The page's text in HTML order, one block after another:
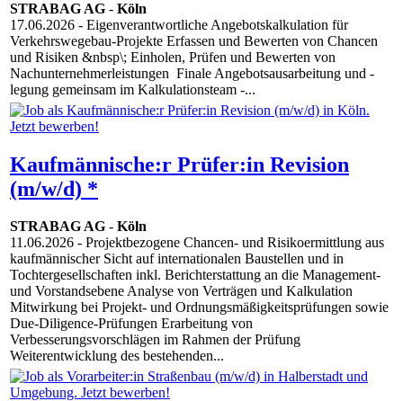
STRABAG AG - Köln
17.06.2026 - Eigenverantwortliche Angebotskalkulation für
Verkehrswegebau-Projekte Erfassen und Bewerten von Chancen
und Risiken &nbsp\; Einholen, Prüfen und Bewerten von
Nachunternehmerleistungen Finale Angebotsausarbeitung und -
legung gemeinsam im Kalkulationsteam -...
Kaufmännische:r Prüfer:in Revision
(m/w/d) *
STRABAG AG - Köln
11.06.2026 - Projektbezogene Chancen- und Risikoermittlung aus
kaufmännischer Sicht auf internationalen Baustellen und in
Tochtergesellschaften inkl. Berichterstattung an die Management-
und Vorstandsebene Analyse von Verträgen und Kalkulation
Mitwirkung bei Projekt- und Ordnungsmäßigkeitsprüfungen sowie
Due-Diligence-Prüfungen Erarbeitung von
Verbesserungsvorschlägen im Rahmen der Prüfung
Weiterentwicklung des bestehenden...